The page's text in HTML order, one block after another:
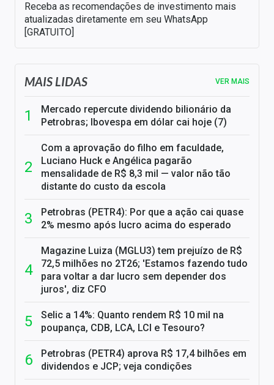
Receba as recomendações de investimento mais
atualizadas diretamente em seu WhatsApp
[GRATUITO]
MAIS LIDAS VER MAIS
Mercado repercute dividendo bilionário da
Petrobras; Ibovespa em dólar cai hoje (7)
Com a aprovação do filho em faculdade,
Luciano Huck e Angélica pagarão
mensalidade de R$ 8,3 mil — valor não tão
distante do custo da escola
Petrobras (PETR4): Por que a ação cai quase
2% mesmo após lucro acima do esperado
Magazine Luiza (MGLU3) tem prejuízo de R$
72,5 milhões no 2T26; 'Estamos fazendo tudo
para voltar a dar lucro sem depender dos
juros', diz CFO
Selic a 14%: Quanto rendem R$ 10 mil na
poupança, CDB, LCA, LCI e Tesouro?
Petrobras (PETR4) aprova R$ 17,4 bilhões em
dividendos e JCP; veja condições